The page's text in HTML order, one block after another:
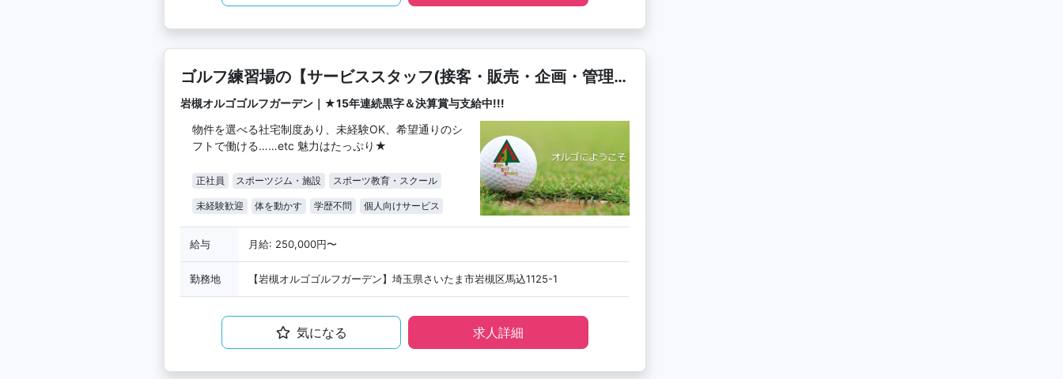
ゴルフ練習場の【サービススタッフ(接客・販売・企画・管理
など)】
岩槻オルゴゴルフガーデン｜★15年連続黒字＆決算賞与支給中!!!
物件を選べる社宅制度あり、未経験OK、希望通りのシ
フトで働ける……etc 魅力はたっぷり★
正社員 スポーツジム・施設 スポーツ教育・スクール
未経験歓迎 体を動かす 学歴不問 個人向けサービス
給与 月給: 250,000円〜
勤務地 【岩槻オルゴゴルフガーデン】埼玉県さいたま市岩槻区馬込1125-1
気になる 求人詳細